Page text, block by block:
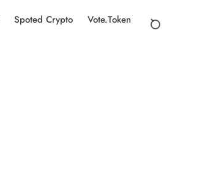
Spoted Crypto Vote.Token